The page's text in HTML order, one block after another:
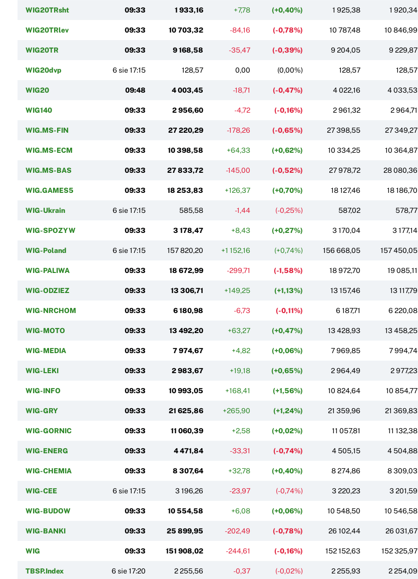
WIG20TRsht 09:33 1 933,16 +7,78 (+0,40%) 1 925,38 1 920,34
WIG20TRlev 09:33 10 703,32 -84,16 (-0,78%) 10 787,48 10 846,99
WIG20TR 09:33 9 168,58 -35,47 (-0,39%) 9 204,05 9 229,87
WIG20dvp 6 sie 17:15 128,57 0,00 (0,00%) 128,57 128,57
WIG20 09:48 4 003,45 -18,71 (-0,47%) 4 022,16 4 033,53
WIG140 09:33 2 956,60 -4,72 (-0,16%) 2 961,32 2 964,71
WIG.MS-FIN 09:33 27 220,29 -178,26 (-0,65%) 27 398,55 27 349,27
WIG.MS-ECM 09:33 10 398,58 +64,33 (+0,62%) 10 334,25 10 364,87
WIG.MS-BAS 09:33 27 833,72 -145,00 (-0,52%) 27 978,72 28 080,36
WIG.GAMES5 09:33 18 253,83 +126,37 (+0,70%) 18 127,46 18 186,70
WIG-Ukrain 6 sie 17:15 585,58 -1,44 (-0,25%) 587,02 578,77
WIG-SPOZYW 09:33 3 178,47 +8,43 (+0,27%) 3 170,04 3 177,14
WIG-Poland 6 sie 17:15 157 820,20 +1 152,16 (+0,74%) 156 668,05 157 450,05
WIG-PALIWA 09:33 18 672,99 -299,71 (-1,58%) 18 972,70 19 085,11
WIG-ODZIEZ 09:33 13 306,71 +149,25 (+1,13%) 13 157,46 13 117,79
WIG-NRCHOM 09:33 6 180,98 -6,73 (-0,11%) 6 187,71 6 220,08
WIG-MOTO 09:33 13 492,20 +63,27 (+0,47%) 13 428,93 13 458,25
WIG-MEDIA 09:33 7 974,67 +4,82 (+0,06%) 7 969,85 7 994,74
WIG-LEKI 09:33 2 983,67 +19,18 (+0,65%) 2 964,49 2 977,23
WIG-INFO 09:33 10 993,05 +168,41 (+1,56%) 10 824,64 10 854,77
WIG-GRY 09:33 21 625,86 +265,90 (+1,24%) 21 359,96 21 369,83
WIG-GORNIC 09:33 11 060,39 +2,58 (+0,02%) 11 057,81 11 132,38
WIG-ENERG 09:33 4 471,84 -33,31 (-0,74%) 4 505,15 4 504,88
WIG-CHEMIA 09:33 8 307,64 +32,78 (+0,40%) 8 274,86 8 309,03
WIG-CEE 6 sie 17:15 3 196,26 -23,97 (-0,74%) 3 220,23 3 201,59
WIG-BUDOW 09:33 10 554,58 +6,08 (+0,06%) 10 548,50 10 546,58
WIG-BANKI 09:33 25 899,95 -202,49 (-0,78%) 26 102,44 26 031,67
WIG 09:33 151 908,02 -244,61 (-0,16%) 152 152,63 152 325,97
TBSP.Index 6 sie 17:20 2 255,56 -0,37 (-0,02%) 2 255,93 2 254,09